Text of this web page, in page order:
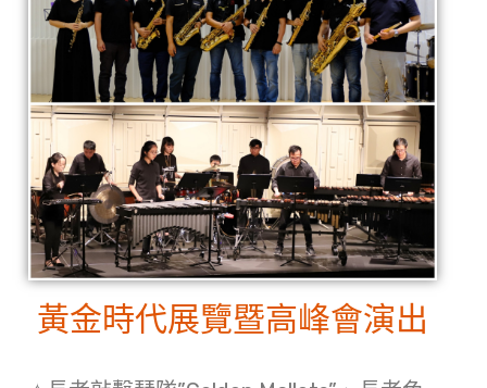
黃金時代展覽暨高峰會演出